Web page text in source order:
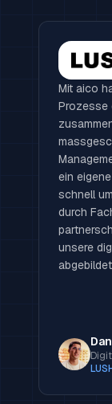
Mit aico
Prozesse
ein
schnell
durch
unsere